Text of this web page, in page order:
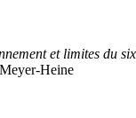
et limites du
Heine